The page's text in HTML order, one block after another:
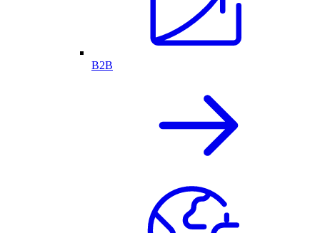
B2B